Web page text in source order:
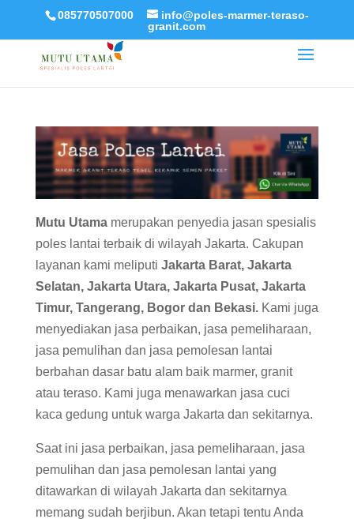
085770507000
info@poles-marmer-teraso-
granit.com
Mutu Utamamerupakan penyedia jasan spesialis
poles lantai terbaik di wilayah Jakarta. Cakupan
layanan kami meliputi Jakarta Barat, Jakarta
Selatan, Jakarta Utara, Jakarta Pusat, Jakarta
Timur, Tangerang, Bogor dan Bekasi.Kami juga
menyediakan jasa perbaikan, jasa pemeliharaan,
jasa pemulihan dan jasa pemolesan lantai
berbahan dasar batu alam baik marmer, granit
atau teraso. Kami juga menawarkan jasa cuci
kaca gedung untuk warga Jakarta dan sekitarnya.
Saat ini jasa perbaikan, jasa pemeliharaan, jasa
pemulihan dan jasa pemolesan lantai yang
ditawarkan di wilayah Jakarta dan sekitarnya
memang sudah berjibun. Akan tetapi tentu Anda